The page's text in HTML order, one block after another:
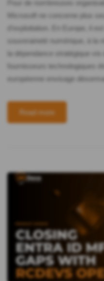
Microsoft ne concerne plus
d'exploitation. En Europe, il
souveraineté numérique, à la
la dépendance stratégique
fournisseurs technologiques
européenne envisage
Read more